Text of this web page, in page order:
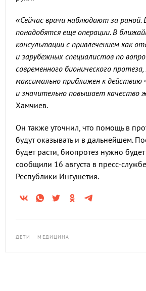
«Сейчас врачи наблюдают за раной.
понадобятся еще операции. В
консультации с привлечением как
и зарубежных специалистов по
современного бионического
максимально приближен к действию
и значительно повышает качество
Хамчиев.
Он также уточнил, что помощь в
будут оказывать и в дальнейшем.
будет расти, биопротез нужно
сообщили 16 августа в пресс-
Республики Ингушетия.
ДЕТИ МЕДИЦИНА